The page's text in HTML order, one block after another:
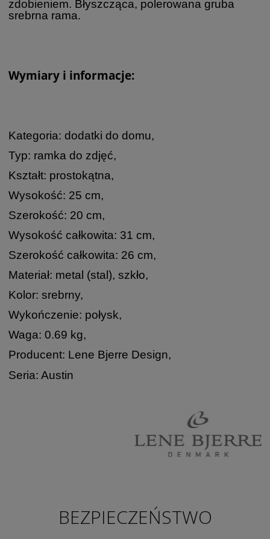
zdobieniem. Błyszcząca, polerowana gruba
srebrna rama.
Wymiary i informacje:
Kategoria: dodatki do domu,
Typ: ramka do zdjęć,
Kształt: prostokątna,
Wysokość: 25 cm,
Szerokość: 20 cm,
Wysokość całkowita: 31 cm,
Szerokość całkowita: 26 cm,
Materiał: metal (stal), szkło,
Kolor: srebrny,
Wykończenie: połysk,
Waga: 0.69 kg,
Producent: Lene Bjerre Design,
Seria: Austin
BEZPIECZEŃSTWO